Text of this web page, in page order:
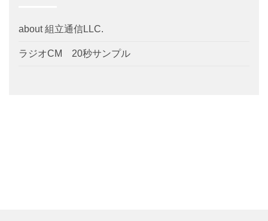
about 組立通信LLC.
ラジオCM 20秒サンプル